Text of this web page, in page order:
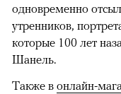
одновременно
утренников,
которые 100 лет
Шанель.
Также в онлайн-